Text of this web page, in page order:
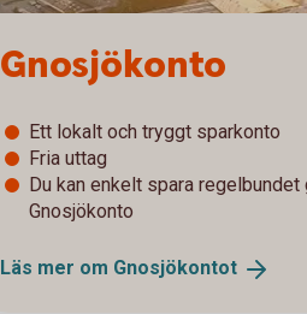
Gnosjökonto
Ett lokalt och tryggt sparkonto
Fria uttag
Du kan enkelt spara
Gnosjökonto
Läs mer om Gnosjökontot